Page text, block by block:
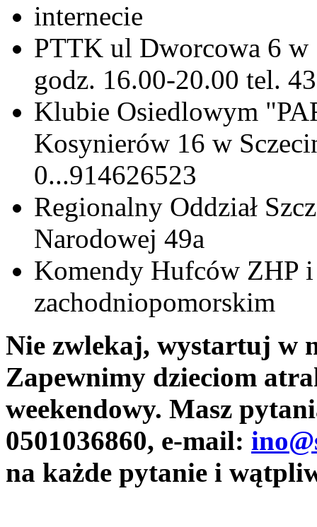
internecie
PTTK ul Dworcowa 6 w
godz. 16.00-20.00 tel.
Klubie Osiedlowym
Kosynierów 16 w
0...914626523
Regionalny Oddział
Narodowej 49a
Komendy Hufców ZHP
zachodniopomorskim
Nie zwlekaj, wystartuj w
Zapewnimy dzieciom
weekendowy. Masz
0501036860, e-mail:
na każde pytanie i